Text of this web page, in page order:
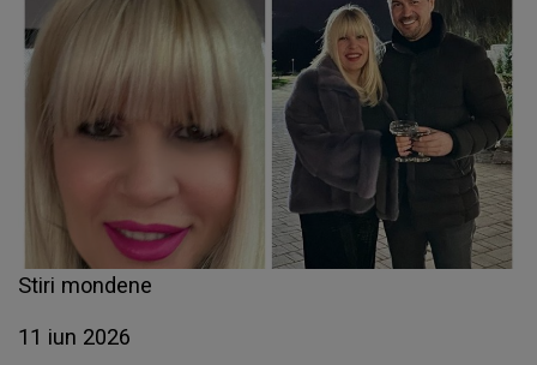
Stiri mondene
11 iun 2026